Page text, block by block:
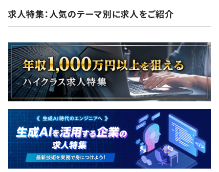
求人特集：人気のテーマ別に求人をご紹介